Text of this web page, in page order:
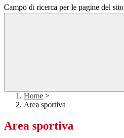
Campo di ricerca per le pagine del sito
Home >
Area sportiva
Area sportiva